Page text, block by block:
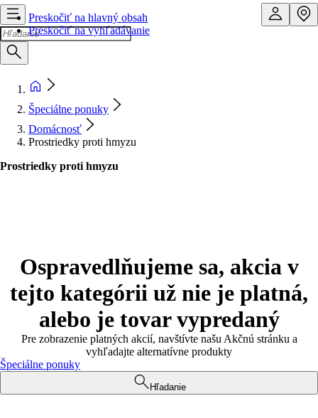
Preskočiť na hlavný obsah
Preskočiť na vyhľadávanie
Špeciálne ponuky
Domácnosť
Prostriedky proti hmyzu
Prostriedky proti hmyzu
Ospravedlňujeme sa, akcia v
tejto kategórii už nie je platná,
alebo je tovar vypredaný
Pre zobrazenie platných akcií, navštívte našu Akčnú stránku a
vyhľadajte alternatívne produkty
Špeciálne ponuky
Hľadanie